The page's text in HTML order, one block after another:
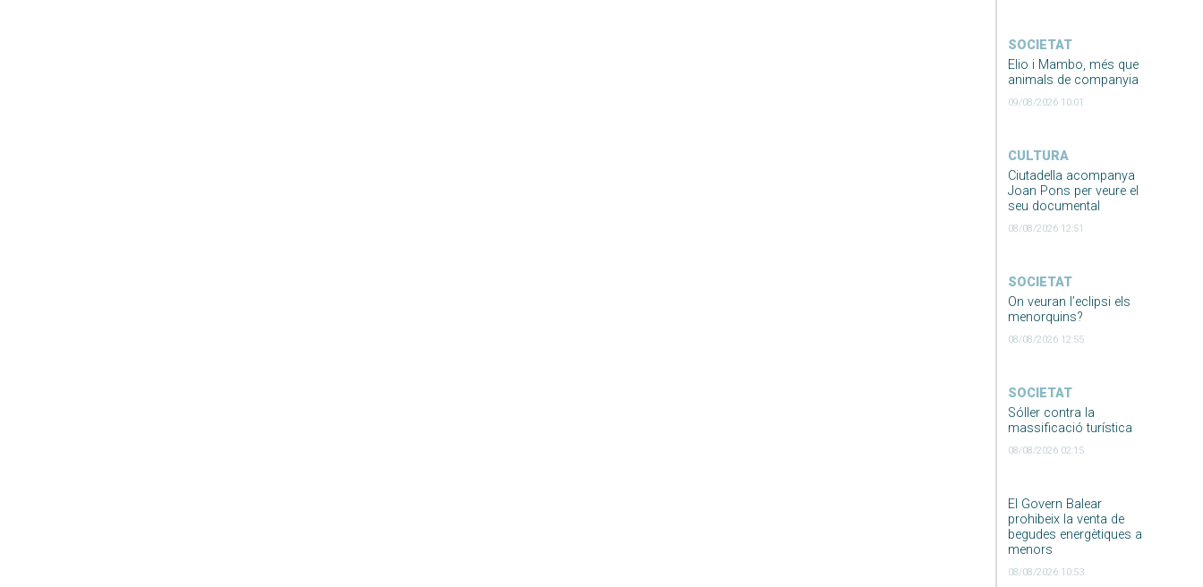
SOCIETAT
Elio i Mambo, més que
animals de companyia
09/08/2026 10:01
CULTURA
Ciutadella acompanya
Joan Pons per veure el
seu documental
08/08/2026 12:51
SOCIETAT
On veuran l’eclipsi els
menorquins?
08/08/2026 12:55
SOCIETAT
Sóller contra la
massificació turística
08/08/2026 02:15
El Govern Balear
prohibeix la venta de
begudes energètiques a
menors
08/08/2026 10:53